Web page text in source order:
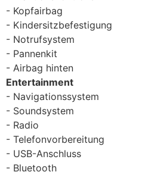
Kopfairbag
Kindersitzbefestigung
Notrufsystem
Pannenkit
Airbag hinten
Entertainment
Navigationssystem
Soundsystem
Radio
Telefonvorbereitung
USB-Anschluss
Bluetooth